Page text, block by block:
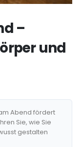
–
und
Abend fördert
Sie, wie Sie
gestalten